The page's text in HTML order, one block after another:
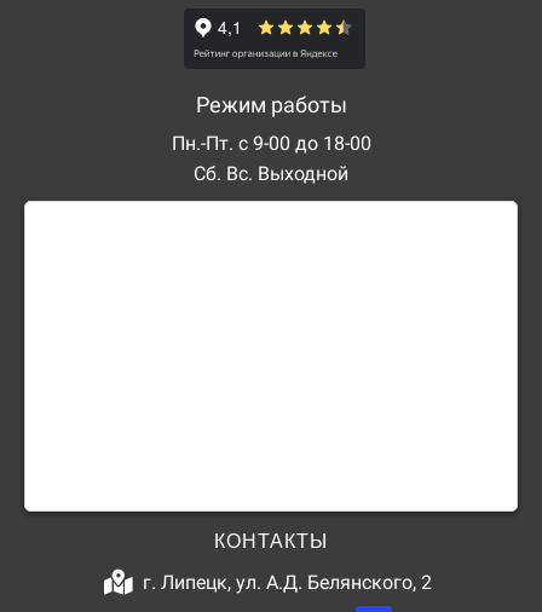
Режим работы
Пн.-Пт. с 9-00 до 18-00
Сб. Вс. Выходной
КОНТАКТЫ
г. Липецк, ул. А.Д. Белянского, 2